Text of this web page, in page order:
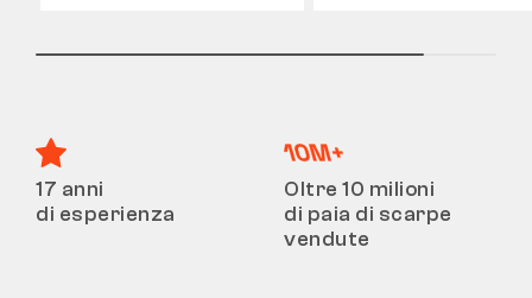
17 anni
di esperienza
Oltre 10 milioni
di paia di scarpe
vendute